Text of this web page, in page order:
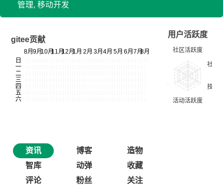
管理, 移动开发
gitee贡献
用户活跃度
资讯 博客
造物
智库
动弹
收藏
评论
粉丝 关注